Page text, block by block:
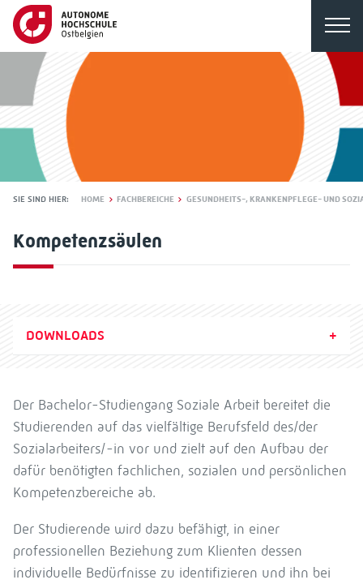
SIE SIND HIER: HOME FACHBEREICHE GESUNDHEITS-, KRANKENPFLEGE- UND
Kompetenzsäulen
DOWNLOADS
Der Bachelor-Studiengang Soziale Arbeit bereitet die
Studierenden auf das vielfältige Berufsfeld des/der
Sozialarbeiters/-in vor und zielt auf den Aufbau der
dafür benötigten fachlichen, sozialen und persönlichen
Kompetenzbereiche ab.
Der Studierende wird dazu befähigt, in einer
professionellen Beziehung zum Klienten dessen
individuelle Bedürfnisse zu identifizieren und ihn bei